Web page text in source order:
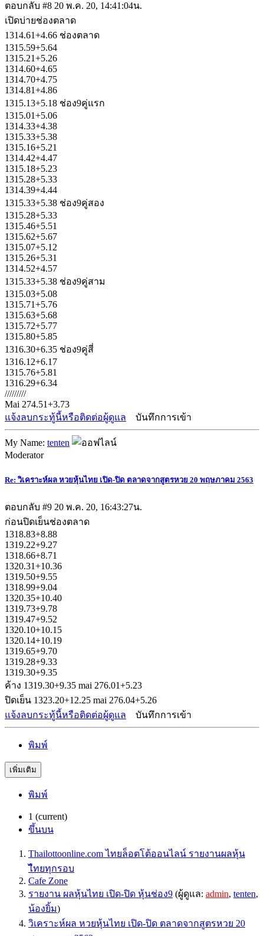
ตอบกลับ #8 20 พ.ค. 20, 14:41:04น.
เปิดบ่ายช่องตลาด
1314.61+4.66 ช่องตลาด
1315.59+5.64
1315.21+5.26
1314.60+4.65
1314.70+4.75
1314.81+4.86
1315.13+5.18 ช่อง9คู่แรก
1315.01+5.06
1314.33+4.38
1315.33+5.38
1315.16+5.21
1314.42+4.47
1315.18+5.23
1315.28+5.33
1314.39+4.44
1315.33+5.38 ช่อง9คู่สอง
1315.28+5.33
1315.46+5.51
1315.62+5.67
1315.07+5.12
1315.26+5.31
1314.52+4.57
1315.33+5.38 ช่อง9คู่สาม
1315.03+5.08
1315.71+5.76
1315.63+5.68
1315.72+5.77
1315.80+5.85
1316.30+6.35 ช่อง9คู่สี่
1316.12+6.17
1315.76+5.81
1316.29+6.34
/////////
Mai 274.51+3.73
แจ้งลบกระทู้นี้หรือติดต่อผู้ดูแล
บันทึกการเข้า
My Name: tenten
Moderator
Re: วิเคราะห์ผล หวยหุ้นไทย เปิด-ปิด ตลาดจากสูตรหวย 20 พฤษภาคม 2563
ตอบกลับ #9 20 พ.ค. 20, 16:43:27น.
ก่อนปิดเย็นช่องตลาด
1318.83+8.88
1319.22+9.27
1318.66+8.71
1320.31+10.36
1319.50+9.55
1318.99+9.04
1320.35+10.40
1319.73+9.78
1319.47+9.52
1320.10+10.15
1320.14+10.19
1319.65+9.70
1319.28+9.33
1319.30+9.35
ค้าง 1319.30+9.35 mai 276.01+5.23
ปิดเย็น 1323.20+12.25 mai 276.04+5.26
แจ้งลบกระทู้นี้หรือติดต่อผู้ดูแล
บันทึกการเข้า
พิมพ์
เพิ่มเติม
พิมพ์
1 (current)
ขึ้นบน
Thailottoonline.com ไทยล็อตโต้ออนไลน์ รายงานผลหุ้น
ไืทยทุกรอบ
Cafe Zone
รายงาน ผลหุ้นไทย เปิด-ปิด หุ้นช่อง9 (ผู้ดูแล: admin, tenten,
น้องยิ้ม)
วิเคราะห์ผล หวยหุ้นไทย เปิด-ปิด ตลาดจากสูตรหวย 20